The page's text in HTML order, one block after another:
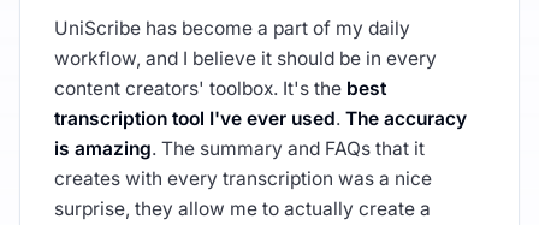
UniScribe has become a part of my daily
workflow, and I believe it should be in every
content creators' toolbox. It's the best
transcription tool I've ever used. The accuracy
is amazing. The summary and FAQs that it
creates with every transcription was a nice
surprise, they allow me to actually create a